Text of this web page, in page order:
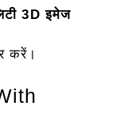
3D इमेज
करें।